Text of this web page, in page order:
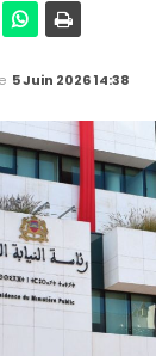
5 Juin 2026 14:38